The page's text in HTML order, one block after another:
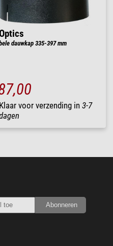
dauwkap 335-397 mm
Klaar voor verzending in 3-7